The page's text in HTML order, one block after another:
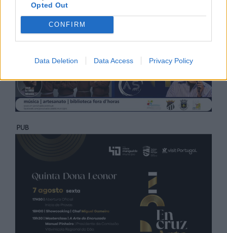
Opted Out
CONFIRM
Data Deletion Data Access Privacy Policy